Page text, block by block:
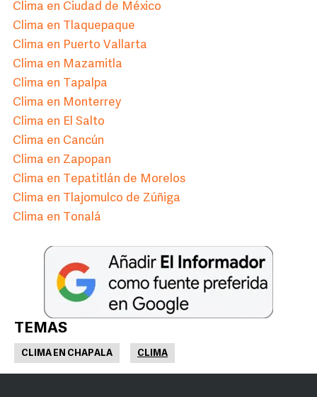
Clima en Ciudad de México
Clima en Tlaquepaque
Clima en Puerto Vallarta
Clima en Mazamitla
Clima en Tapalpa
Clima en Monterrey
Clima en El Salto
Clima en Cancún
Clima en Zapopan
Clima en Tepatitlán de Morelos
Clima en Tlajomulco de Zúñiga
Clima en Tonalá
TEMAS
CLIMA EN CHAPALA CLIMA